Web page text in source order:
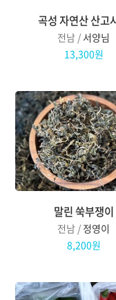
곡성 자연산 산고
전남 / 서양님
13,300원
말린 쑥부쟁이
전남 / 정영이
8,200원